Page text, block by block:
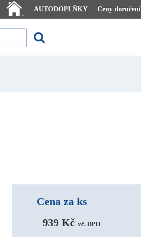
.
AUTODOPLŇKY Ceny doručení
Cena za ks
939 Kč vč. DPH